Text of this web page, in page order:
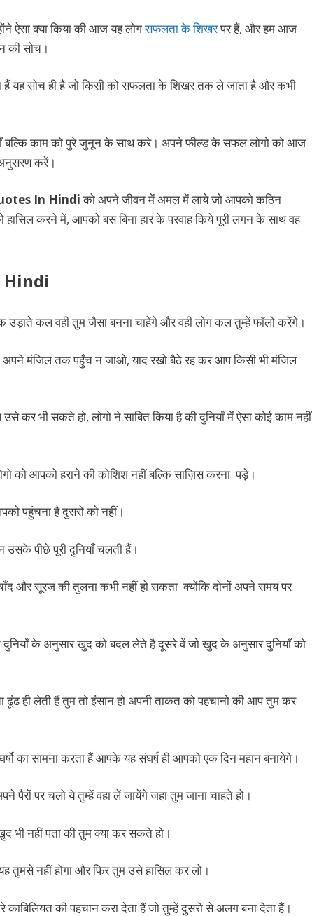
ऐसा क्या किया की आज यह लोगसफलता के शिखरपर हैं, और हम आज
की सोच।
हैं यह सोच ही है जो किसी को सफलता के शिखर तक ले जाता है और कभी
बल्कि काम को पुरे जुनून के साथ करे। अपने फील्ड के सफल लोगो को आज
करें।
In Hindiको अपने जीवन में अमल में लाये जो आपको कठिन
हासिल करने में, आपको बस बिना हार के परवाह किये पूरी लगन के साथ वह
उड़ाते कल वही तुम जैसा बनना चाहेंगे और वही लोग कल तुम्हें फॉलो करेंगे।
मंजिल तक पहुँच न जाओ, याद रखो बैठे रह कर आप किसी भी मंजिल
भी सकते हो, लोगो ने साबित किया है की दुनियाँ में ऐसा कोई काम नहीं
को आपको हराने की कोशिश नहीं बल्कि साज़िस करना पड़े।
पहुंचना है दुसरो को नहीं।
पीछे पूरी दुनियाँ चलती हैं।
और सूरज की तुलना कभी नहीं हो सकता क्योंकि दोनों अपने समय पर
दुनियाँ के अनुसार खुद को बदल लेते है दूसरे वें जो खुद के अनुसार दुनियाँ को
ढूंढ ही लेती हैं तुम तो इंसान हो अपनी ताकत को पहचानो की आप तुम कर
का सामना करता हैं आपके यह संघर्ष ही आपको एक दिन महान बनायेगे।
पर चलो ये तुम्हें वहा लें जायेंगे जहा तुम जाना चाहते हो।
भी नहीं पता की तुम क्या कर सकते हो।
तुमसे नहीं होगा और फिर तुम उसे हासिल कर लो।
काबिलियत की पहचान करा देता हैं जो तुम्हें दुसरो से अलग बना देता हैं।